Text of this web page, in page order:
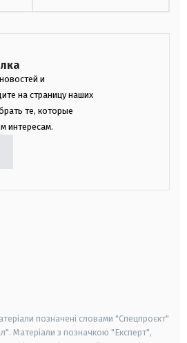
и
на страницу наших
те, которые
интересам.
позначені словами "Спецпроєкт"
Матеріали з позначкою "Експерт",